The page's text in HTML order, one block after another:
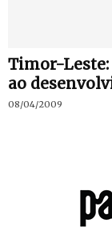
Timor-Leste:
ao
08/04/2009